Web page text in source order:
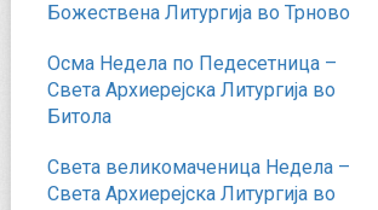
Божествена Литургија во Трново
Осма Недела по Педесетница –
Света Архиерејска Литургија во
Битола
Света великомаченица Недела –
Света Архиерејска Литургија во